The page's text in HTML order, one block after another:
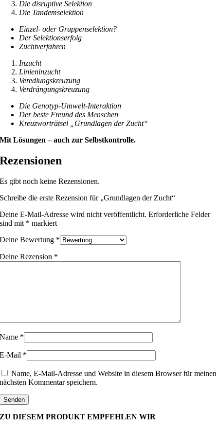
Die disruptive Selektion
Die Tandemselektion
Einzel- oder Gruppenselektion?
Der Selektionserfolg
Zuchtverfahren
Inzucht
Linieninzucht
Veredlungskreuzung
Verdrängungskreuzung
Die Genotyp-Umwelt-Interaktion
Der beste Freund des Menschen
Kreuzworträtsel „Grundlagen der Zucht“
Mit Lösungen – auch zur Selbstkontrolle.
Rezensionen
Es gibt noch keine Rezensionen.
Schreibe die erste Rezension für „Grundlagen der Zucht“
Deine E-Mail-Adresse wird nicht veröffentlicht. Erforderliche Felder
sind mit * markiert
Deine Bewertung *
Deine Rezension *
Name *
E-Mail *
Name, E-Mail-Adresse und Website in diesem Browser für meinen
nächsten Kommentar speichern.
ZU DIESEM PRODUKT EMPFEHLEN WIR